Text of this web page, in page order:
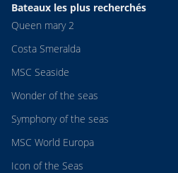
Bateaux les plus recherchés
Queen mary 2
Costa Smeralda
MSC Seaside
Wonder of the seas
Symphony of the seas
MSC World Europa
Icon of the Seas